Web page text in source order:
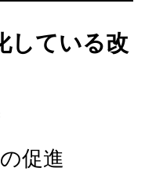
している改
促進